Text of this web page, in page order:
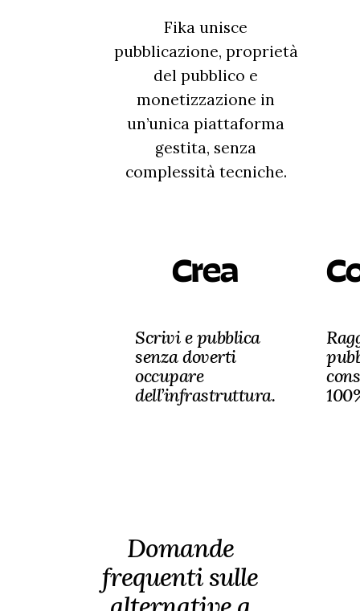
Fika unisce
pubblicazione, proprietà
del pubblico e
monetizzazione in
un’unica piattaforma
gestita, senza
complessità tecniche.
Crea
Scrivi e pubblica
senza doverti
occupare
dell’infrastruttura.
Domande
frequenti sulle